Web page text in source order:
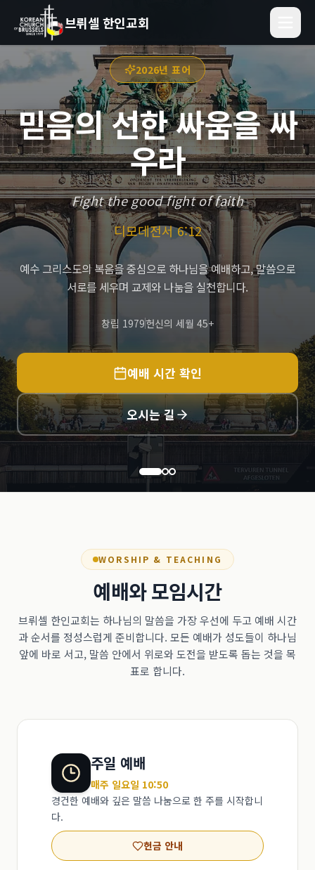
브뤼셀 한인교회
2026년 표어
믿음의 선한 싸움을 싸
우라
Fight the good fight of faith
디모데전서 6:12
예수 그리스도의 복음을 중심으로 하나님을 예배하고, 말씀으로
서로를 세우며 교제와 나눔을 실천합니다.
창립 1979헌신의 세월 45+
예배 시간 확인
오시는 길
WORSHIP & TEACHING
예배와 모임시간
브뤼셀 한인교회는 하나님의 말씀을 가장 우선에 두고 예배 시간
과 순서를 정성스럽게 준비합니다. 모든 예배가 성도들이 하나님
앞에 바로 서고, 말씀 안에서 위로와 도전을 받도록 돕는 것을 목
표로 합니다.
주일 예배
매주 일요일 10:50
경건한 예배와 깊은 말씀 나눔으로 한 주를 시작합니
다.
헌금 안내